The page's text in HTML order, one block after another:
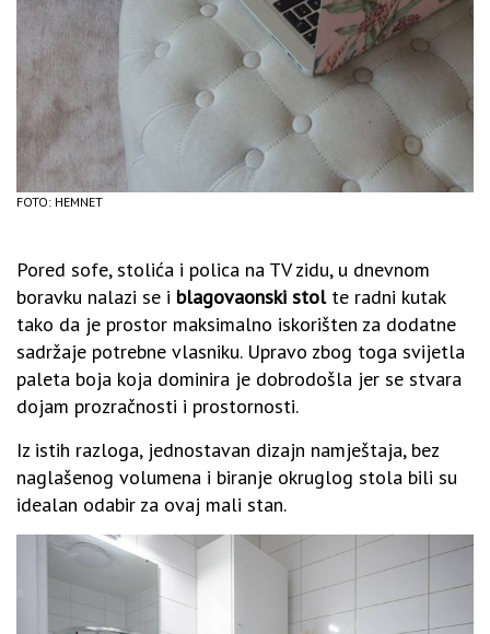
FOTO: HEMNET
Pored sofe, stolića i polica na TV zidu, u dnevnom
boravku nalazi se i blagovaonski stolte radni kutak
tako da je prostor maksimalno iskorišten za dodatne
sadržaje potrebne vlasniku. Upravo zbog toga svijetla
paleta boja koja dominira je dobrodošla jer se stvara
dojam prozračnosti i prostornosti.
Iz istih razloga, jednostavan dizajn namještaja, bez
naglašenog volumena i biranje okruglog stola bili su
idealan odabir za ovaj mali stan.